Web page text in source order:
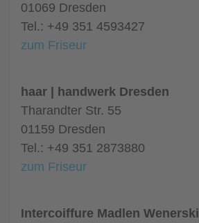
01069 Dresden
Tel.: +49 351 4593427
zum Friseur
haar | handwerk Dresden
Tharandter Str. 55
01159 Dresden
Tel.: +49 351 2873880
zum Friseur
Intercoiffure Madlen Wenerski